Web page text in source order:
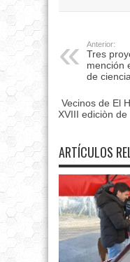
Anterior:
Tres
mención
de
Vecinos de El
XVIII ediciòn
ARTÍCULOS